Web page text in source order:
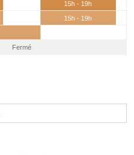
15h - 19h
15h - 19h
Fermé